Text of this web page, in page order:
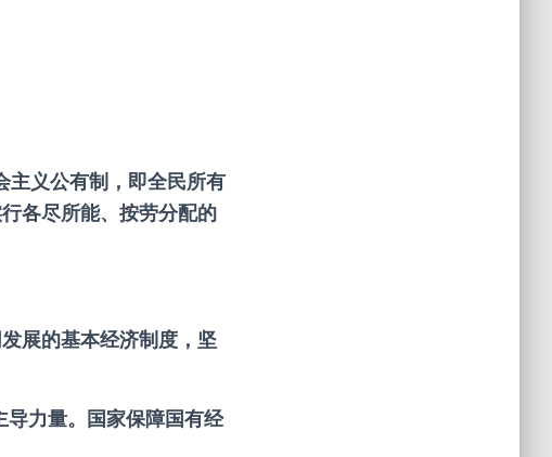
主义公有制，即全民所有
各尽所能、按劳分配的
展的基本经济制度，坚
力量。国家保障国有经